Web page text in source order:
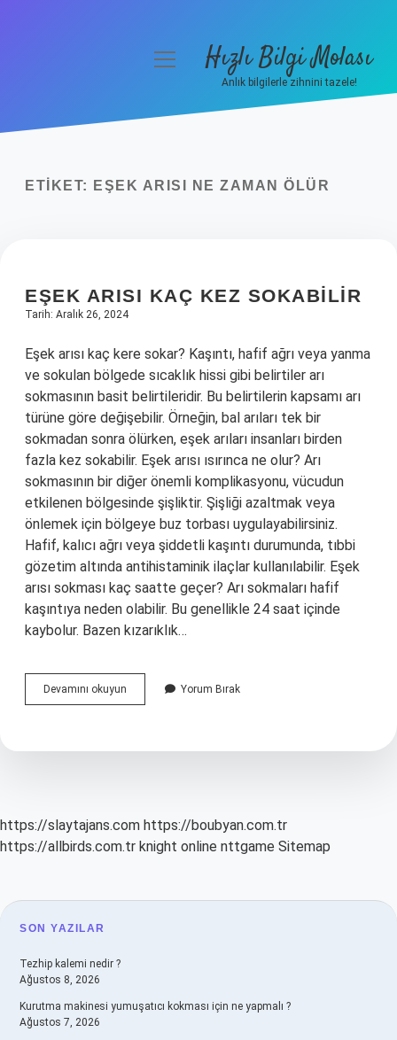
Yasal Uyarı
menüyüHızlı Bilgi Molası
Anlık bilgilerle zihnini tazele!
ETIKET: EŞEK ARISI NE ZAMAN ÖLÜR
EŞEK ARISI KAÇ KEZ SOKABILIR
Tarih: Aralık 26, 2024
Eşek arısı kaç kere sokar? Kaşıntı, hafif ağrı veya yanma
ve sokulan bölgede sıcaklık hissi gibi belirtiler arı
sokmasının basit belirtileridir. Bu belirtilerin kapsamı arı
türüne göre değişebilir. Örneğin, bal arıları tek bir
sokmadan sonra ölürken, eşek arıları insanları birden
fazla kez sokabilir. Eşek arısı ısırınca ne olur? Arı
sokmasının bir diğer önemli komplikasyonu, vücudun
etkilenen bölgesinde şişliktir. Şişliği azaltmak veya
önlemek için bölgeye buz torbası uygulayabilirsiniz.
Hafif, kalıcı ağrı veya şiddetli kaşıntı durumunda, tıbbi
gözetim altında antihistaminik ilaçlar kullanılabilir. Eşek
arısı sokması kaç saatte geçer? Arı sokmaları hafif
kaşıntıya neden olabilir. Bu genellikle 24 saat içinde
kaybolur. Bazen kızarıklık…
Devamını okuyun
Arısı
Sokabilir
Yorum Bırak
https://slaytajans.com https://boubyan.com.tr
https://allbirds.com.tr knight online nttgame Sitemap
SIDEBAR
SON YAZILAR
Tezhip kalemi nedir ?
Ağustos 8, 2026
Kurutma makinesi yumuşatıcı kokması için ne yapmalı ?
Ağustos 7, 2026